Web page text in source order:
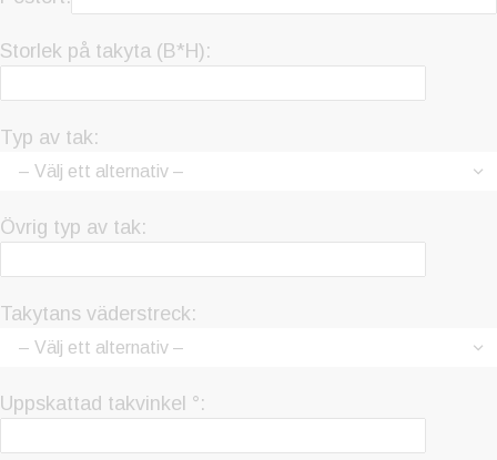
Storlek på takyta (B*H):
Typ av tak:
Övrig typ av tak:
Takytans väderstreck:
Uppskattad takvinkel °: